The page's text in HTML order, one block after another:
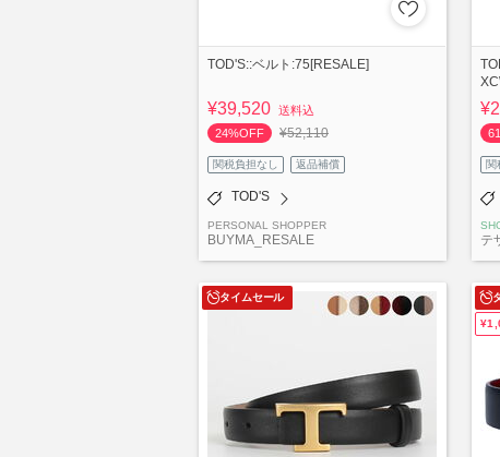
TOD'S::ベルト:75[RESALE]
¥39,520 送料込
24%OFF
¥52,110
関税負担なし 返品補償
TOD'S
PERSONAL SHOPPER
BUYMA_RESALE
関
テ
タイムセール